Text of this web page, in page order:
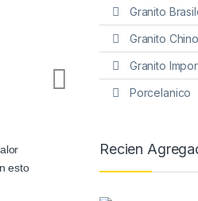
esto
Granito
Granito Chino
Granito
Porcelanico
Recien